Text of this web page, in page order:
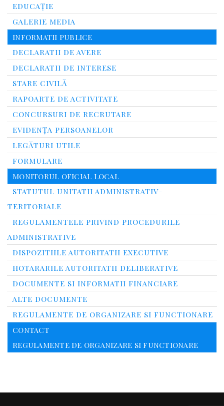
EDUCAȚIE
GALERIE MEDIA
INFORMATII PUBLICE
DECLARATII DE AVERE
DECLARATII DE INTERESE
STARE CIVILĂ
RAPOARTE DE ACTIVITATE
CONCURSURI DE RECRUTARE
EVIDENȚA PERSOANELOR
LEGĂTURI UTILE
FORMULARE
MONITORUL OFICIAL LOCAL
STATUTUL UNITATII ADMINISTRATIV-
TERITORIALE
REGULAMENTELE PRIVIND PROCEDURILE
ADMINISTRATIVE
DISPOZITIILE AUTORITATII EXECUTIVE
HOTARARILE AUTORITATII DELIBERATIVE
DOCUMENTE SI INFORMATII FINANCIARE
ALTE DOCUMENTE
REGULAMENTE DE ORGANIZARE SI FUNCTIONARE
CONTACT
REGULAMENTE DE ORGANIZARE SI FUNCTIONARE